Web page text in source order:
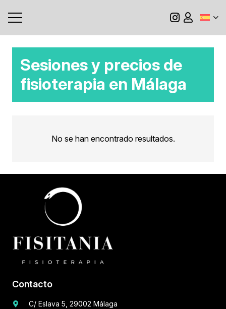
Sesiones y precios de
fisioterapia en Málaga
No se han encontrado resultados.
Contacto
C/ Eslava 5, 29002 Málaga